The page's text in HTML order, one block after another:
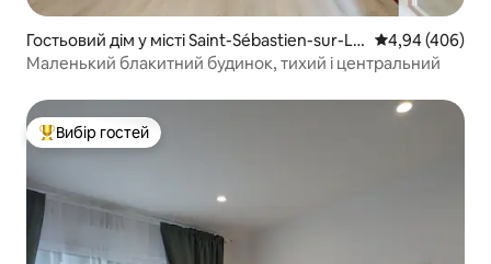
Гостьовий дім у місті Saint-Sébastien-sur-Loi
re
Середня
4,94 (406)
Маленький блакитний будинок, тихий і центральний
Топ вибір гостей
Вибір гостей